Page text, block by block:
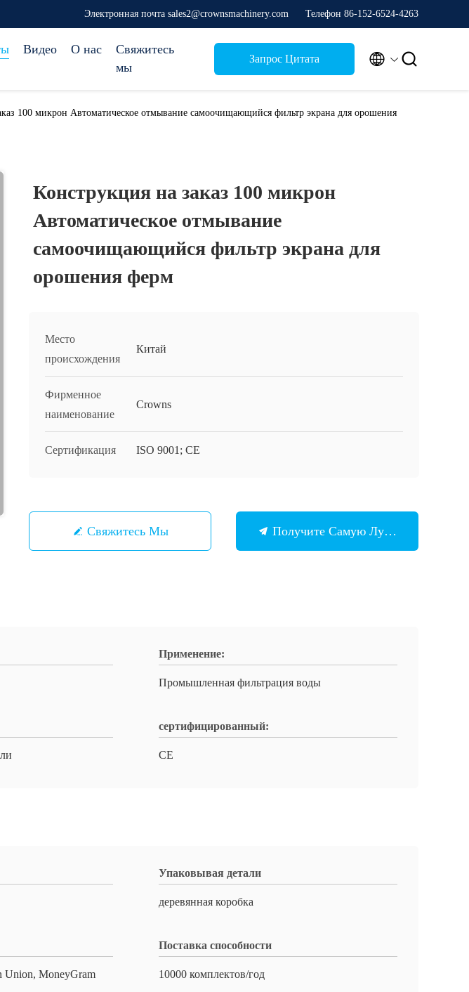
Электронная почта sales2@crownsmachinery.com Телефон 86-152-6524-4263
Видео О нас
Свяжитесь
мы
Запрос Цитата  
100 микрон Автоматическое отмывание самоочищающийся фильтр экрана для орошения
Конструкция на заказ 100 микрон
Автоматическое отмывание
самоочищающийся фильтр экрана для
орошения ферм
Место
происхождения
Китай
Фирменное
наименование
Crowns
Сертификация ISO 9001; CE
Свяжитесь Мы Получите Самую Лучшую Цену
Применение:
Промышленная фильтрация воды
сертифицированный:
CE
Упаковывая детали
деревянная коробка
Union, MoneyGram
Поставка способности
10000 комплектов/год